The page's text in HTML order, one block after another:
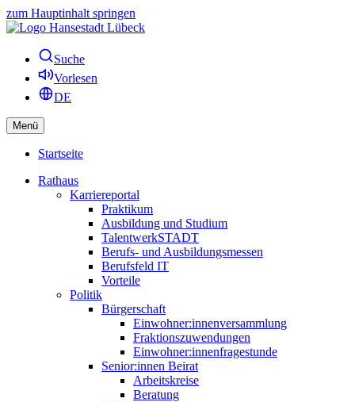
zum Hauptinhalt springen
Suche
Vorlesen
DE
Menü
Startseite
Rathaus
Karriereportal
Praktikum
Ausbildung und Studium
TalentwerkSTADT
Berufs- und Ausbildungsmessen
Berufsfeld IT
Vorteile
Politik
Bürgerschaft
Einwohner:innenversammlung
Fraktionszuwendungen
Einwohner:innenfragestunde
Senior:innen Beirat
Arbeitskreise
Beratung